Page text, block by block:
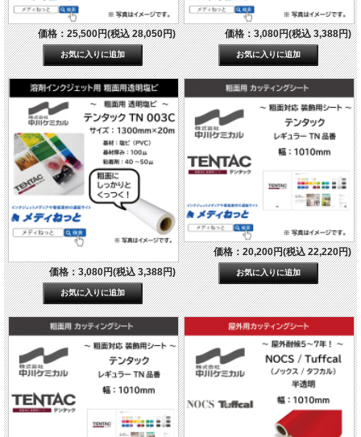
価格：25,500円(税込 28,050円) 価格：3,080円(税込 3,388円)
価格：3,080円(税込 3,388円)
価格：20,200円(税込 22,220円)